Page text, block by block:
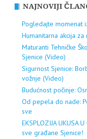
NAJNOVIJI
Pogledajte momenat
Humanitarna akcija
Maturanti Tehničke
Sjenice (Video)
Sigurnost Sjenice:
vožnje (Video)
Budućnost počinje:
Od pepela do nade:
sve
EKSPLOZIJA UKUSA
sve građane Sjenice!